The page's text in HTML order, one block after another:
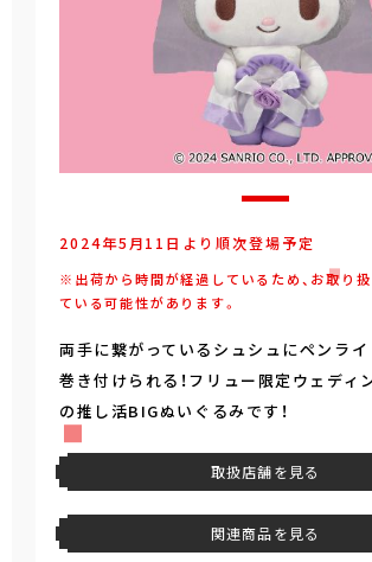
2024年5月11日より順次登場予定
※出荷から時間が経過しているため、お取り
ている可能性があります。
両手に繋がっているシュシュにペンライ
巻き付けられる！フリュー限定ウェディ
の推し活BIGぬいぐるみです！
取扱店舗を見る
関連商品を見る